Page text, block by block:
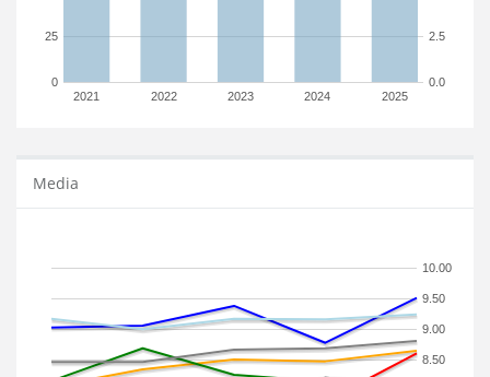
2021 2022 2023 2024 2025
0
25
0.0
2.5
Media
8.50
9.00
9.50
10.00